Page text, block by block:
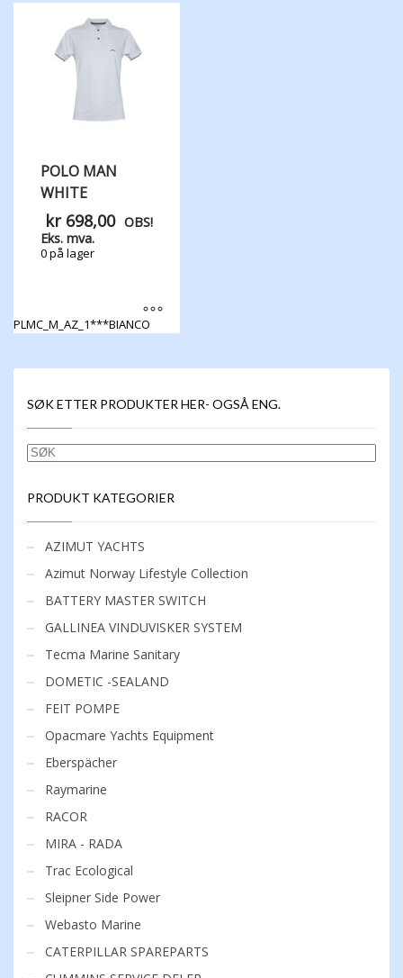
POLO MAN
WHITE
kr698,00 OBS!
Eks. mva.
0 på lager
PLMC_M_AZ_1***BIANCO
har
varianter.
Alternativene
kan
velges
produktsiden
SØK ETTER PRODUKTER HER- OGSÅ ENG.
SØK
PRODUKT KATEGORIER
AZIMUT YACHTS
Azimut Norway Lifestyle Collection
BATTERY MASTER SWITCH
GALLINEA VINDUVISKER SYSTEM
Tecma Marine Sanitary
DOMETIC -SEALAND
FEIT POMPE
Opacmare Yachts Equipment
Eberspächer
Raymarine
RACOR
MIRA - RADA
Trac Ecological
Sleipner Side Power
Webasto Marine
CATERPILLAR SPAREPARTS